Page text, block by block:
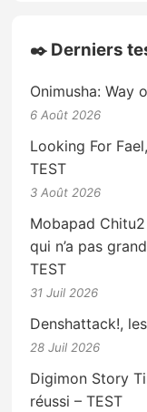
✒️ Derniers
Onimusha: Way
6 Août 2026
Looking For
TEST
3 Août 2026
Mobapad
qui n’a pas
TEST
31 Juil 2026
Denshattack!,
28 Juil 2026
Digimon Story
réussi – TEST